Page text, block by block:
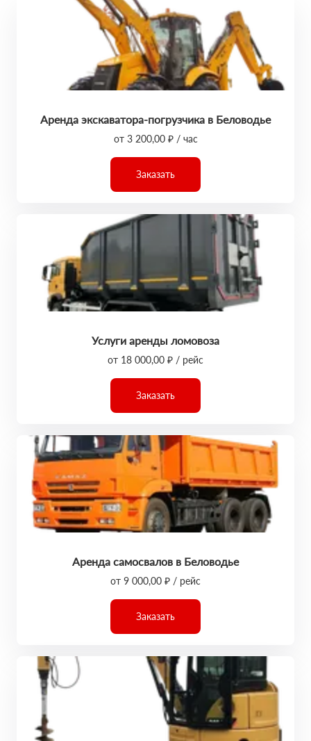
Аренда экскаватора-погрузчика в Беловодье
от 3 200,00 ₽ / час
Заказать
Услуги аренды ломовоза
от 18 000,00 ₽ / рейс
Заказать
Аренда самосвалов в Беловодье
от 9 000,00 ₽ / рейс
Заказать